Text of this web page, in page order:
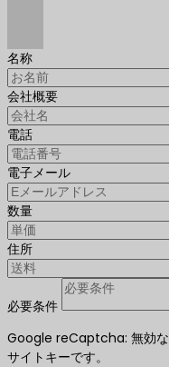
名称
会社概要
電話
電子メール
数量
住所
必要条件
Google reCaptcha: 無効な
サイトキーです。